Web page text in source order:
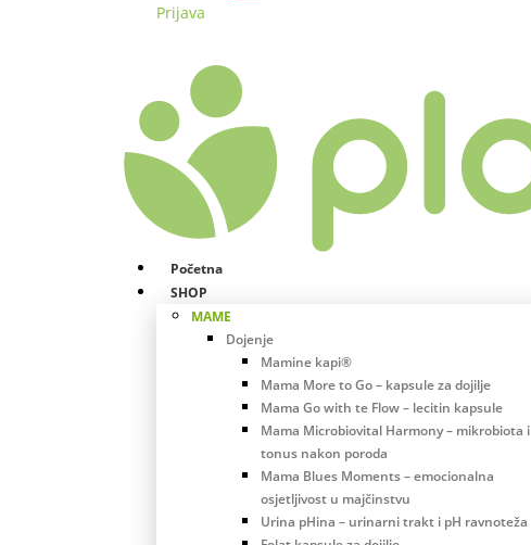
Prijava
Početna
SHOP
MAME
Dojenje
Mamine kapi®
Mama More to Go – kapsule za dojilje
Mama Go with te Flow – lecitin kapsule
Mama Microbiovital Harmony – mikrobiota i
tonus nakon poroda
Mama Blues Moments – emocionalna
osjetljivost u majčinstvu
Urina pHina – urinarni trakt i pH ravnoteža